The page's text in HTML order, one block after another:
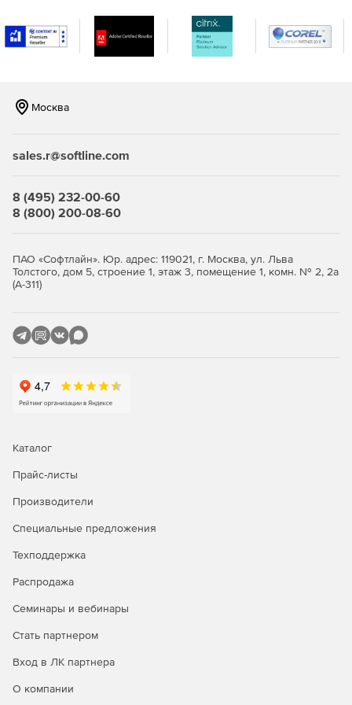
расширяет возможности плана аварийного
восстановления (Disaster Recovery Plan).
Многофункциональный аварийный носитель поможет
полностью решает проблему зависимости от
Защита данных и их целостность:
Тестовый запуск реплики виртуальной машины в
изолированной сети позволяет безопасно
симулировать процедуру аварийного восстановления.
Шифрование архивных данных при помощи 256-
битного алгоритма AES (Advanced Encryption Standard)
Непрерывная фоновая проверка дедуплицированных
блоков обеспечивает отличную защиту от возможной
Автоматический перенос архивных данных из
высокопроизводительных хранилищ первого порядка
серверы.
Удобный проводник архивных хранилищ поможет
как отдельных файлов из резервного образа, так и
целых машин.
Специальный режим восстановления почтовых
безопасность для уже существующих писем.
способ обработки данных на уровне файлов и блоков
Москва
sales.r@softline.com
8 (495) 232-00-60
8 (800) 200-08-60
ПАО «Софтлайн». Юр. адрес: 119021, г. Москва, ул. Льва
Толстого, дом 5, строение 1, этаж 3, помещение 1, комн. № 2, 2а
(А-311)
Каталог
Прайс-листы
Производители
Специальные предложения
Техподдержка
Распродажа
Семинары и вебинары
Стать партнером
Вход в ЛК партнера
О компании